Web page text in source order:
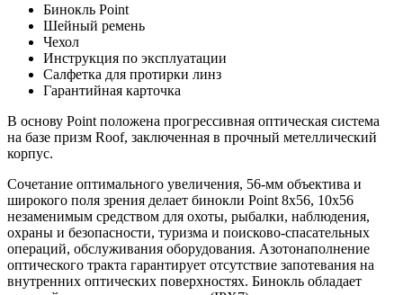
Бинокль Point
Шейный ремень
Чехол
Инструкция по эксплуатации
Салфетка для протирки линз
Гарантийная карточка
В основу Point положена прогрессивная оптическая система
на базе призм Roof, заключенная в прочный метеллический
корпус.
Сочетание оптимального увеличения, 56-мм объектива и
широкого поля зрения делает бинокли Point 8x56, 10x56
незаменимым средством для охоты, рыбалки, наблюдения,
охраны и безопасности, туризма и поисково-спасательных
операций, обслуживания оборудования. Азотонаполнение
оптического тракта гарантирует отсутствие запотевания на
внутренних оптических поверхностях. Бинокль обладает